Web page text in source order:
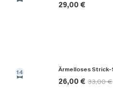
29,00 €
14
26,00 € 33,00 €